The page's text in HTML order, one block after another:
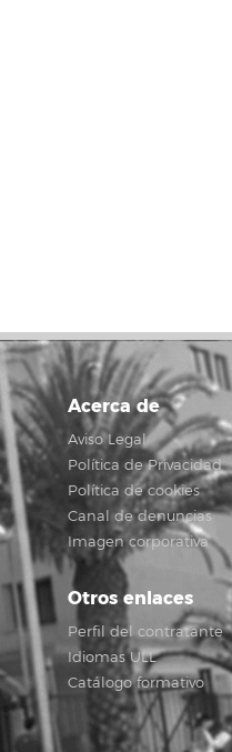
Acerca de
Aviso Legal
Política de Privacidad
Política de cookies
Canal de denuncias
Imagen corporativa
Otros enlaces
Perfil del contratante
Idiomas ULL
Catálogo formativo